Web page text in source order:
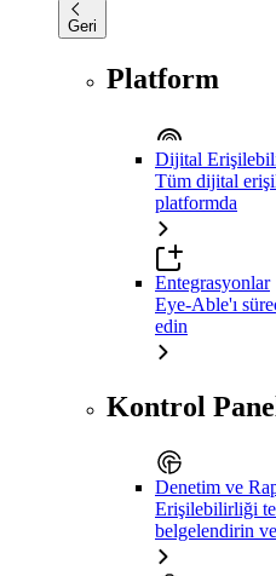
Geri
Platform
Dijital
Tüm dijital
platformda
Entegrasyonlar
Eye-Able'ı
edin
Kontrol
Denetim ve
Erişilebilirliği
belgelendirin